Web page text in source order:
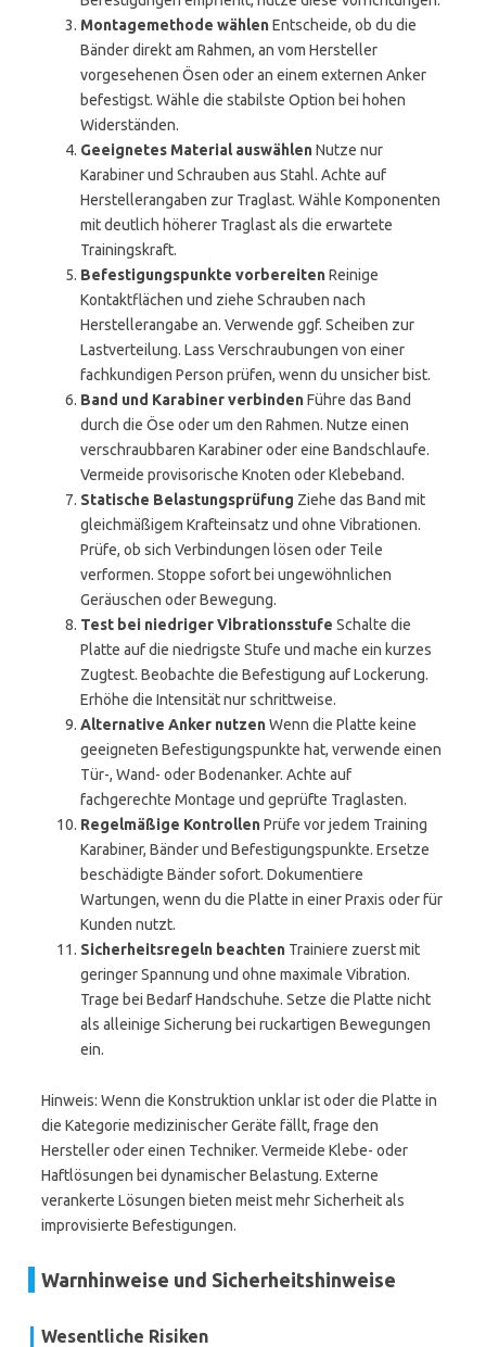
Montagemethode wählenEntscheide, ob du die
Bänder direkt am Rahmen, an vom Hersteller
vorgesehenen Ösen oder an einem externen Anker
befestigst. Wähle die stabilste Option bei hohen
Widerständen.
Geeignetes Material auswählenNutze nur
Karabiner und Schrauben aus Stahl. Achte auf
Herstellerangaben zur Traglast. Wähle Komponenten
mit deutlich höherer Traglast als die erwartete
Trainingskraft.
Befestigungspunkte vorbereitenReinige
Kontaktflächen und ziehe Schrauben nach
Herstellerangabe an. Verwende ggf. Scheiben zur
Lastverteilung. Lass Verschraubungen von einer
fachkundigen Person prüfen, wenn du unsicher bist.
Band und Karabiner verbindenFühre das Band
durch die Öse oder um den Rahmen. Nutze einen
verschraubbaren Karabiner oder eine Bandschlaufe.
Vermeide provisorische Knoten oder Klebeband.
Statische Belastungsprüfung Ziehe das Band mit
gleichmäßigem Krafteinsatz und ohne Vibrationen.
Prüfe, ob sich Verbindungen lösen oder Teile
verformen. Stoppe sofort bei ungewöhnlichen
Geräuschen oder Bewegung.
Test bei niedriger Vibrationsstufe Schalte die
Platte auf die niedrigste Stufe und mache ein kurzes
Zugtest. Beobachte die Befestigung auf Lockerung.
Erhöhe die Intensität nur schrittweise.
Alternative Anker nutzenWenn die Platte keine
geeigneten Befestigungspunkte hat, verwende einen
Tür-, Wand- oder Bodenanker. Achte auf
fachgerechte Montage und geprüfte Traglasten.
Regelmäßige KontrollenPrüfe vor jedem Training
Karabiner, Bänder und Befestigungspunkte. Ersetze
beschädigte Bänder sofort. Dokumentiere
Wartungen, wenn du die Platte in einer Praxis oder für
Kunden nutzt.
Sicherheitsregeln beachten Trainiere zuerst mit
geringer Spannung und ohne maximale Vibration.
Trage bei Bedarf Handschuhe. Setze die Platte nicht
als alleinige Sicherung bei ruckartigen Bewegungen
ein.
Hinweis: Wenn die Konstruktion unklar ist oder die Platte in
die Kategorie medizinischer Geräte fällt, frage den
Hersteller oder einen Techniker. Vermeide Klebe- oder
Haftlösungen bei dynamischer Belastung. Externe
verankerte Lösungen bieten meist mehr Sicherheit als
improvisierte Befestigungen.
Warnhinweise und Sicherheitshinweise
Wesentliche Risiken